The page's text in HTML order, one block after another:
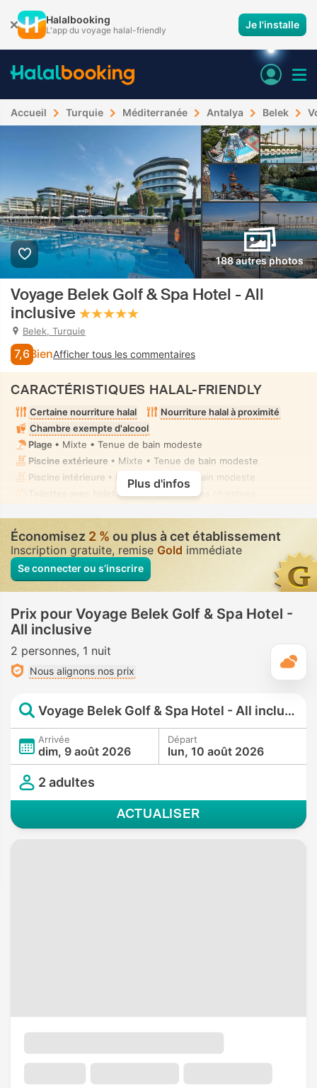
Halalbooking
L'app du voyage halal-friendly Je l'installe
Accueil Turquie Méditerranée Antalya Belek
188 autres photos
Voyage Belek Golf & Spa Hotel - All
inclusive
Belek, Turquie
7,6 BienAfficher tous les commentaires
CARACTÉRISTIQUES HALAL-FRIENDLY
Certaine nourriture halal
Nourriture halal à proximité
Chambre exempte d'alcool
Plage • Mixte • Tenue de bain modeste
Piscine extérieure • Mixte • Tenue de bain modeste
Piscine intérieure • Mixte • Tenue de bain modeste
Toilettes avec bidet à buse
• Dans toutes chambres
Plus d'infos
Économisez2 %ou plus à cet établissement
Inscription gratuite, remise Gold immédiate
Se connecter ou s’inscrire
Prix pour Voyage Belek Golf & Spa Hotel -
All inclusive
2 personnes 1 nuit
Nous alignons nos prix
Voyage Belek Golf & Spa Hotel - All inclusive
Arrivée
dim, 9 août 2026
Départ
lun, 10 août 2026
2 adultes
ACTUALISER